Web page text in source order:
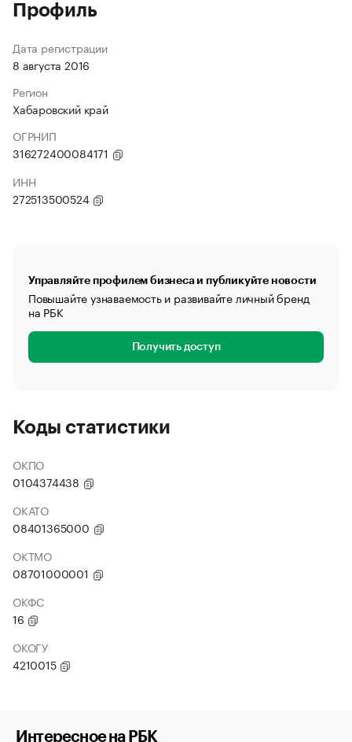
Профиль
Дата регистрации
8 августа 2016
Регион
Хабаровский край
ОГРНИП
316272400084171
ИНН
272513500524
Управляйте профилем бизнеса и публикуйте новости
Повышайте узнаваемость и развивайте личный бренд
на РБК
Получить доступ
Коды статистики
ОКПО
0104374438
ОКАТО
08401365000
ОКТМО
08701000001
ОКФС
16
ОКОГУ
4210015
Интересное на РБК